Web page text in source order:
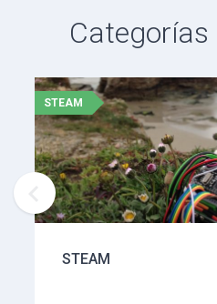
Categorías
STEAM
STEAM